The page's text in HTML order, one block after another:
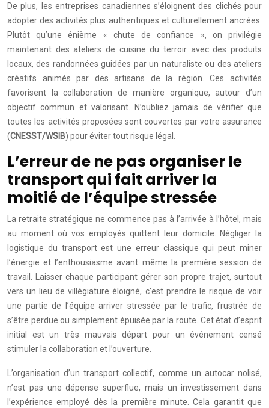
De plus, les entreprises canadiennes s’éloignent des clichés pour
adopter des activités plus authentiques et culturellement ancrées.
Plutôt qu’une énième « chute de confiance », on privilégie
maintenant des ateliers de cuisine du terroir avec des produits
locaux, des randonnées guidées par un naturaliste ou des ateliers
créatifs animés par des artisans de la région. Ces activités
favorisent la collaboration de manière organique, autour d’un
objectif commun et valorisant. N’oubliez jamais de vérifier que
toutes les activités proposées sont couvertes par votre assurance
(CNESST/WSIB) pour éviter tout risque légal.
L’erreur de ne pas organiser le
transport qui fait arriver la
moitié de l’équipe stressée
La retraite stratégique ne commence pas à l’arrivée à l’hôtel, mais
au moment où vos employés quittent leur domicile. Négliger la
logistique du transport est une erreur classique qui peut miner
l’énergie et l’enthousiasme avant même la première session de
travail. Laisser chaque participant gérer son propre trajet, surtout
vers un lieu de villégiature éloigné, c’est prendre le risque de voir
une partie de l’équipe arriver stressée par le trafic, frustrée de
s’être perdue ou simplement épuisée par la route. Cet état d’esprit
initial est un très mauvais départ pour un événement censé
stimuler la collaboration et l’ouverture.
L’organisation d’un transport collectif, comme un autocar nolisé,
n’est pas une dépense superflue, mais un investissement dans
l’expérience employé dès la première minute. Cela garantit que